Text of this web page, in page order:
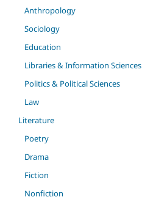
Anthropology
Sociology
Education
Libraries & Information Sciences
Politics & Political Sciences
Law
Literature
Poetry
Drama
Fiction
Nonfiction